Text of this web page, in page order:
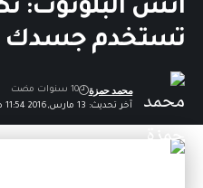
انسَ البلوتوث:
تستخدم جسدك
آخر تحديث: 13 مارس,2016 11:54 ص
محمد حمزة 10 سنوات مضت